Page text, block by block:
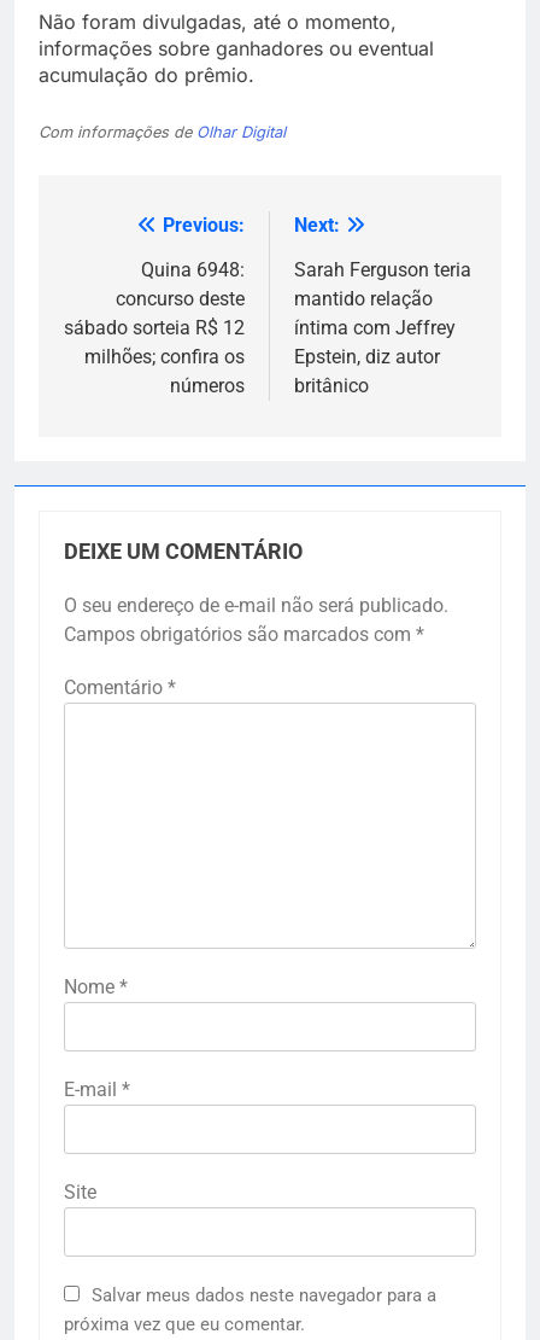
Não foram divulgadas, até o momento,
informações sobre ganhadores ou eventual
acumulação do prêmio.
Com informações de Olhar Digital
Navegação
Post
Previous:
Quina 6948:
concurso deste
sábado sorteia R$ 12
milhões; confira os
números
Next:
Sarah Ferguson teria
mantido relação
íntima com Jeffrey
Epstein, diz autor
britânico
DEIXE UM COMENTÁRIO
O seu endereço de e-mail não será publicado.
Campos obrigatórios são marcados com *
Comentário *
Nome *
E-mail *
Site
Salvar meus dados neste navegador para a
próxima vez que eu comentar.